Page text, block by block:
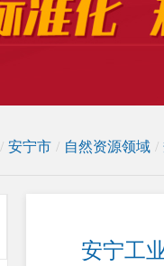
/ 安宁市 / 自然资源领域 /
安宁工